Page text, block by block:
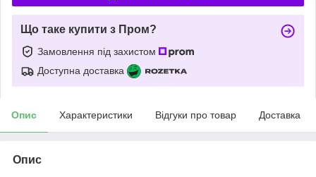
Що таке купити з Пром?
Замовлення під захистом
Доступна доставка
Опис Характеристики Відгуки про товар Доставка
Опис